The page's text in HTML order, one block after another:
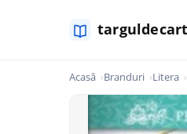
Acasă Branduri Litera